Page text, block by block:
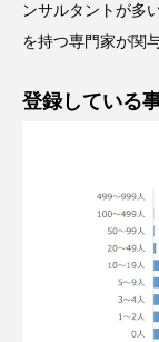
ンサルタントが多
を持つ専門家が関
登録している